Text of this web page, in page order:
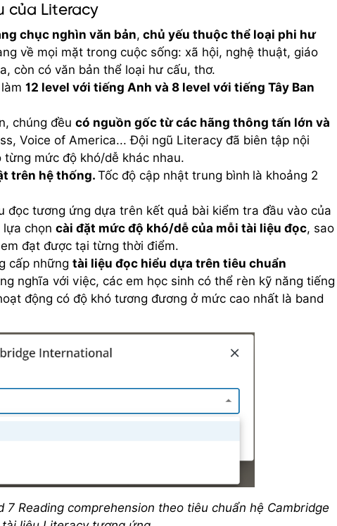
của Literacy
chục nghìn văn bản, chủ yếu thuộc thể loại phi hư
về mọi mặt trong cuộc sống: xã hội, nghệ thuật, giáo
còn có văn bản thể loại hư cấu, thơ.
12 level với tiếng Anh và 8 level với tiếng Tây Ban
chúng đều có nguồn gốc từ các hãng thông tấn lớn và
Voice of America... Đội ngũ Literacy đã biên tập nội
mức độ khó/dễ khác nhau.
trên hệ thống. Tốc độ cập nhật trung bình là khoảng 2
đọc tương ứng dựa trên kết quả bài kiểm tra đầu vào của
lựa chọn cài đặt mức độ khó/dễ của mỗi tài liệu đọc, sao
đạt được tại từng thời điểm.
cấp những tài liệu đọc hiểu dựa trên tiêu chuẩn
nghĩa với việc, các em học sinh có thể rèn kỹ năng tiếng
động có độ khó tương đương ở mức cao nhất là band
Reading comprehension theo tiêu chuẩn hệ Cambridge